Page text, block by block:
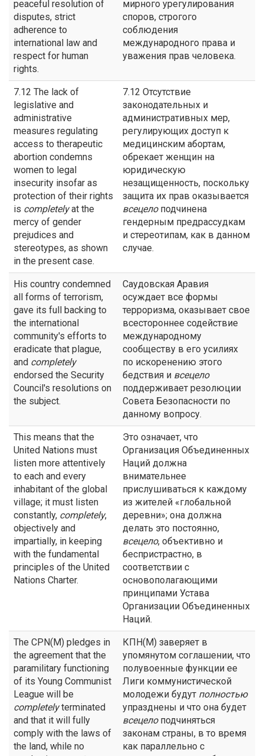
peaceful resolution of
disputes, strict
adherence to
international law and
respect for human
rights.
мирного урегулирования
споров, строгого
соблюдения
международного права и
уважения прав человека.
7.12 The lack of
legislative and
administrative
measures regulating
access to therapeutic
abortion condemns
women to legal
insecurity insofar as
protection of their rights
is completelyat the
mercy of gender
prejudices and
stereotypes, as shown
in the present case.
7.12 Отсутствие
законодательных и
административных мер,
регулирующих доступ к
медицинским абортам,
обрекает женщин на
юридическую
незащищенность, поскольку
защита их прав оказывается
всецелоподчинена
гендерным предрассудкам
и стереотипам, как в данном
случае.
His country condemned
all forms of terrorism,
gave its full backing to
the international
community's efforts to
eradicate that plague,
and completely
endorsed the Security
Council's resolutions on
the subject.
Саудовская Аравия
осуждает все формы
терроризма, оказывает свое
всестороннее содействие
международному
сообществу в его усилиях
по искоренению этого
бедствия и всецело
поддерживает резолюции
Совета Безопасности по
данному вопросу.
This means that the
United Nations must
listen more attentively
to each and every
inhabitant of the global
village; it must listen
constantly, completely,
objectively and
impartially, in keeping
with the fundamental
principles of the United
Nations Charter.
Это означает, что
Организация Объединенных
Наций должна
внимательнее
прислушиваться к каждому
из жителей «глобальной
деревни»; она должна
делать это постоянно,
всецело, объективно и
беспристрастно, в
соответствии с
основополагающими
принципами Устава
Организации Объединенных
Наций.
The CPN(M) pledges in
the agreement that the
paramilitary functioning
of its Young Communist
League will be
completelyterminated
and that it will fully
comply with the laws of
the land, while no
КПН(М) заверяет в
упомянутом соглашении, что
полувоенные функции ее
Лиги коммунистической
молодежи будут полностью
упразднены и что она будет
всецелоподчиняться
законам страны, в то время
как параллельно с